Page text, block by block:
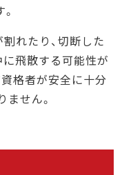
れたり、切断した
に飛散する可能性が
格者が安全に十分
せん。